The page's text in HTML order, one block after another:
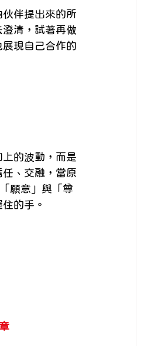
伴提出來的所
清，試著再做
現自己合作的
的波動，而是
、交融，當原
願意」與「尊
的手。